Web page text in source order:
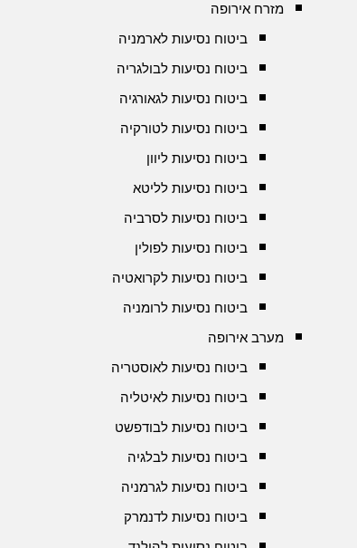
מזרח אירופה
ביטוח נסיעות לארמניה
ביטוח נסיעות לבולגריה
ביטוח נסיעות לגאורגיה
ביטוח נסיעות לטורקיה
ביטוח נסיעות ליוון
ביטוח נסיעות לליטא
ביטוח נסיעות לסרביה
ביטוח נסיעות לפולין
ביטוח נסיעות לקרואטיה
ביטוח נסיעות לרומניה
מערב אירופה
ביטוח נסיעות לאוסטריה
ביטוח נסיעות לאיטליה
ביטוח נסיעות לבודפשט
ביטוח נסיעות לבלגיה
ביטוח נסיעות לגרמניה
ביטוח נסיעות לדנמרק